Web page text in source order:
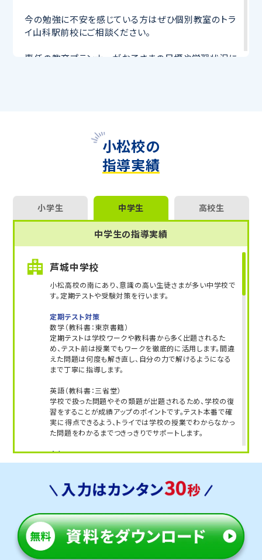
今の勉強に不安を感じている方はぜひ個別教室のトラ
イ山科駅前校にご相談ください。
専任の教育プランナーがお子さまの目標や学習状況に
要科目の対策ができる
して、授業以外でも勉強する習慣がつくようにサポート
マンツーマンの無料体験授業、学習相談、教室見学は
いつでも受付中です。
教室長兼教育プランナー 村田 達郎
小松校の
指導実績
小学生 中学生 高校生
中学生の指導実績
芦城中学校
小松高校の南にあり、意識の高い生徒さまが多い中学校で
す。定期テストや受験対策を行います。
定期テスト対策
数学（教科書：東京書籍）
定期テストは学校ワークや教科書から多く出題されるた
め、テスト前は授業でもワークを徹底的に活用します。間違
えた問題は何度も解き直し、自分の力で解けるようになる
まで丁寧に指導します。
英語（教科書：三省堂）
学校で扱った問題やその類題が出題されるため、学校の復
習をすることが成績アップのポイントです。テスト本番で確
実に得点できるよう、トライでは学校の授業でわからなかっ
た問題をわかるまでつきっきりでサポートします。
人気のコース
・高校入試対策コース
松陽中学校
小松市内最大規模の中学校です。英語や数学だけでなく、5
教科の文章問題や理科社会の記述問題に必須な読解力を
鍛えます。